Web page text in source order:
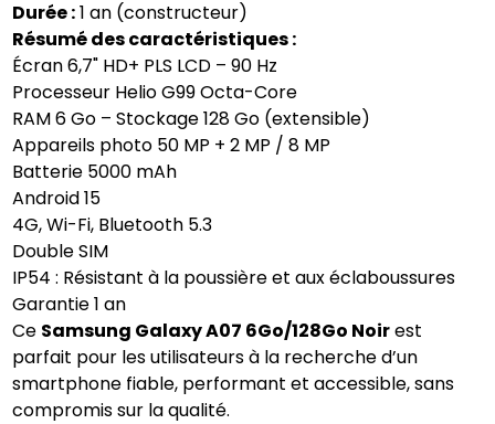
Durée :1 an (constructeur)
Résumé des caractéristiques :
Écran 6,7" HD+ PLS LCD – 90 Hz
Processeur Helio G99 Octa-Core
RAM 6 Go – Stockage 128 Go (extensible)
Appareils photo 50 MP + 2 MP / 8 MP
Batterie 5000 mAh
Android 15
4G, Wi-Fi, Bluetooth 5.3
Double SIM
IP54 : Résistant à la poussière et aux éclaboussures
Garantie 1 an
Ce Samsung Galaxy A07 6Go/128Go Noirest
parfait pour les utilisateurs à la recherche d’un
smartphone fiable, performant et accessible, sans
compromis sur la qualité.